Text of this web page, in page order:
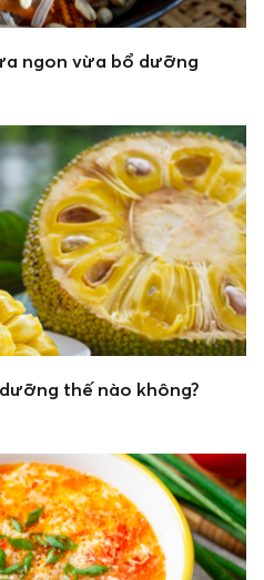
ngon vừa bổ dưỡng
thế nào không?